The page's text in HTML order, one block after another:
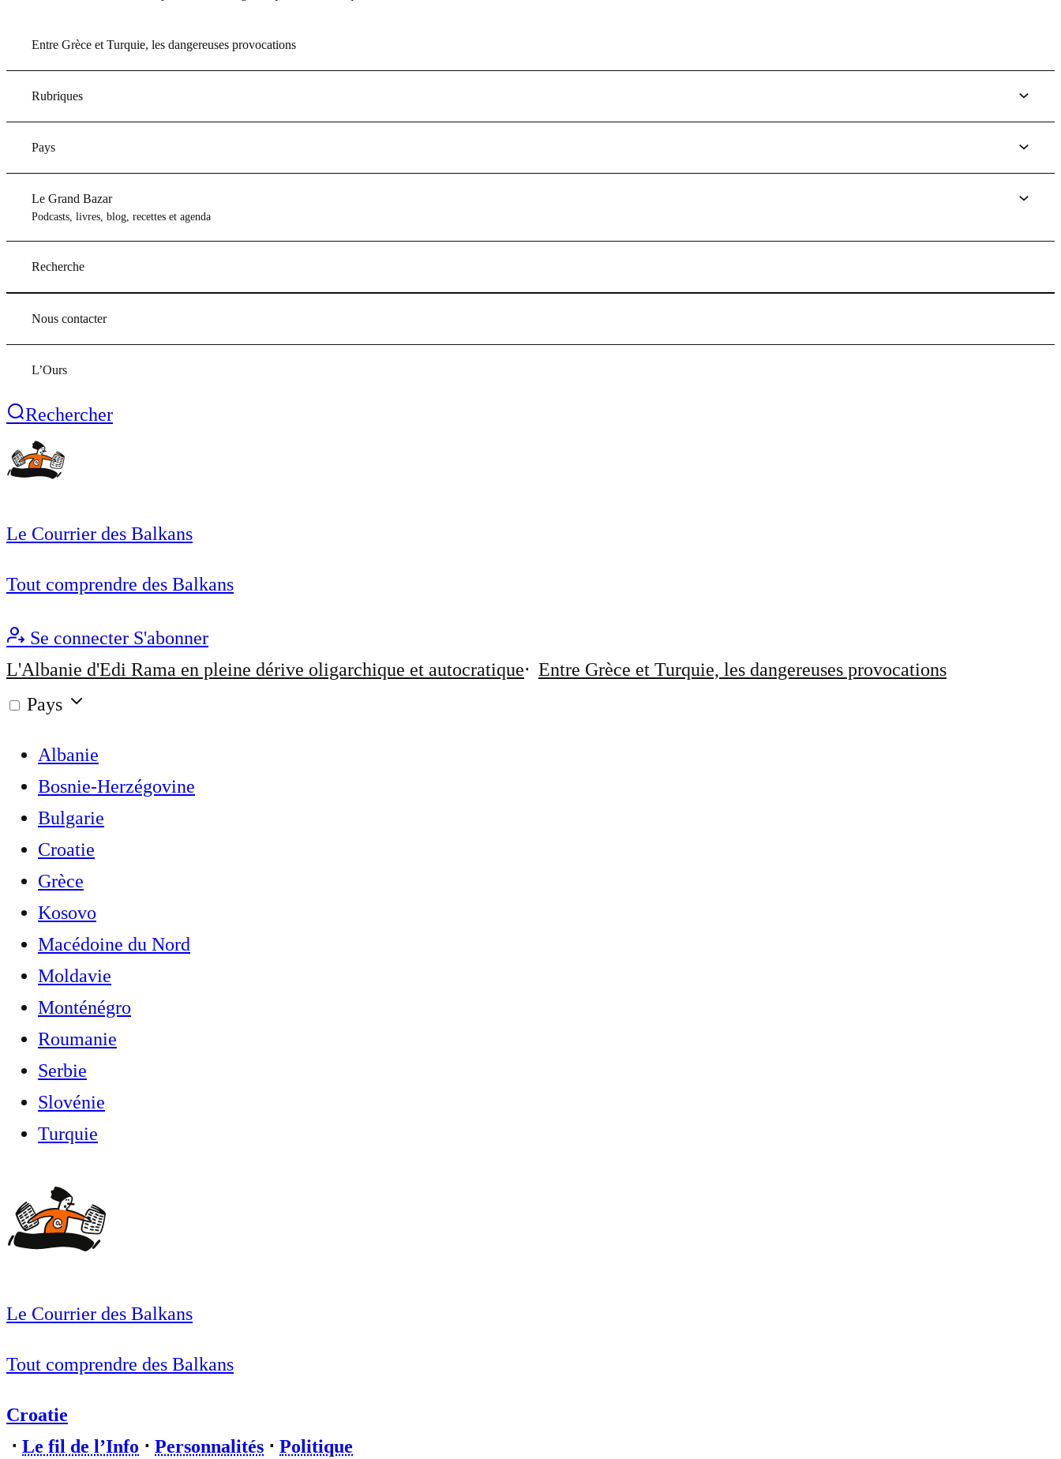
Entre Grèce et Turquie, les dangereuses provocations
Rubriques
Pays
Le Grand Bazar
Podcasts, livres, blog, recettes et agenda
Recherche
Nous contacter
L’Ours
Rechercher
Le Courrier des Balkans
Tout comprendre des Balkans
Se connecter S'abonner
L'Albanie d'Edi Rama en pleine dérive oligarchique et autocratique
Entre Grèce et Turquie, les dangereuses provocations
Pays
Albanie
Bosnie-Herzégovine
Bulgarie
Croatie
Grèce
Kosovo
Macédoine du Nord
Moldavie
Monténégro
Roumanie
Serbie
Slovénie
Turquie
Le Courrier des Balkans
Tout comprendre des Balkans
Croatie
⋅ Le fil de l’Info ⋅ Personnalités ⋅ Politique